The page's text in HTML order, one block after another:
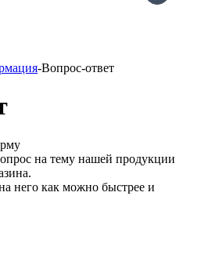
-Вопрос-ответ
на тему нашей продукции
него как можно быстрее и